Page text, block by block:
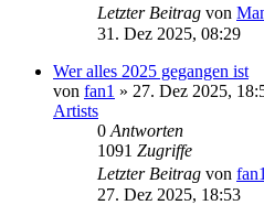
Letzter Beitrag von
31. Dez 2025, 08:29
Wer alles 2025 gegangen ist
von fan1 » 27. Dez 2025,
Artists
0 Antworten
1091 Zugriffe
Letzter Beitrag von fan1
27. Dez 2025, 18:53